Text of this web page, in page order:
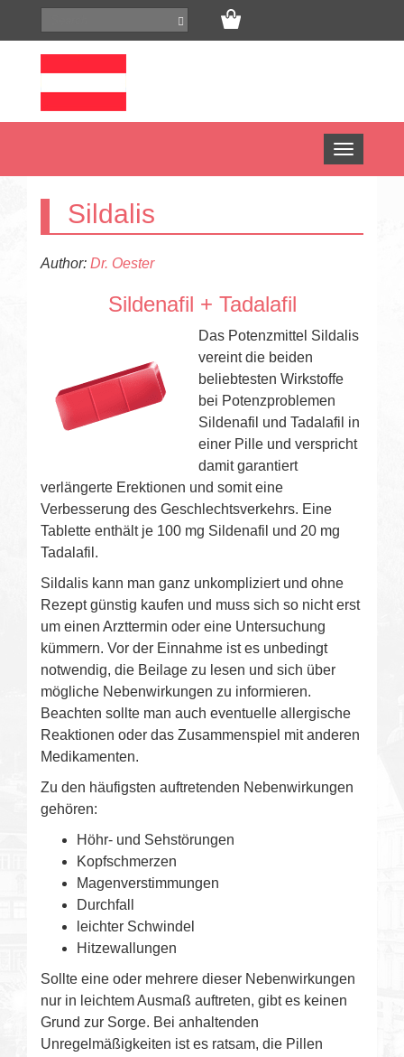
Open
menu
Sildalis
Author: Dr. Oester
Sildenafil + Tadalafil
Das Potenzmittel Sildalis
vereint die beiden
beliebtesten Wirkstoffe
bei Potenzproblemen
Sildenafil und Tadalafil in
einer Pille und verspricht
damit garantiert
verlängerte Erektionen und somit eine
Verbesserung des Geschlechtsverkehrs. Eine
Tablette enthält je 100 mg Sildenafil und 20 mg
Tadalafil.
Sildalis kann man ganz unkompliziert und ohne
Rezept günstig kaufen und muss sich so nicht erst
um einen Arzttermin oder eine Untersuchung
kümmern. Vor der Einnahme ist es unbedingt
notwendig, die Beilage zu lesen und sich über
mögliche Nebenwirkungen zu informieren.
Beachten sollte man auch eventuelle allergische
Reaktionen oder das Zusammenspiel mit anderen
Medikamenten.
Zu den häufigsten auftretenden Nebenwirkungen
gehören:
Höhr- und Sehstörungen
Kopfschmerzen
Magenverstimmungen
Durchfall
leichter Schwindel
Hitzewallungen
Sollte eine oder mehrere dieser Nebenwirkungen
nur in leichtem Ausmaß auftreten, gibt es keinen
Grund zur Sorge. Bei anhaltenden
Unregelmäßigkeiten ist es ratsam, die Pillen